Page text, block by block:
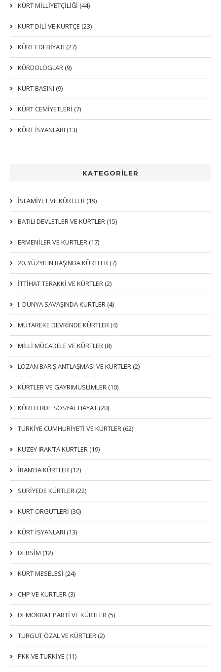
KATEGORİLER
İSLAMIYET VE KÜRTLER (19)
BATILI DEVLETLER VE KÜRTLER (15)
ERMENİLER VE KÜRTLER (17)
20. YÜZYILIN BAŞINDA KÜRTLER (7)
İTTIHAT TERAKKI VE KÜRTLER (2)
I. DÜNYA SAVAŞINDA KÜRTLER (4)
MÜTAREKE DEVRİNDE KÜRTLER (4)
MİLLİ MÜCADELE VE KÜRTLER (8)
LOZAN BARIŞ ANTLAŞMASI VE KÜRTLER (2)
KÜRTLER VE GAYRIMÜSLIMLER (10)
KÜRTLERDE SOSYAL HAYAT (20)
TÜRKİYE CUMHURİYETİ VE KÜRTLER (62)
KUZEY IRAK’TA KÜRTLER (19)
İRAN’DA KÜRTLER (12)
SURİYEDE KÜRTLER (22)
KÜRT ÖRGÜTLERİ (30)
KÜRT İSYANLARI (13)
DERSIM (12)
KÜRT MESELESİ (24)
CHP VE KÜRTLER (3)
DEMOKRAT PARTI VE KÜRTLER (5)
TURGUT ÖZAL VE KÜRTLER (2)
PKK VE TÜRKIYE (11)
KÜRT MİLLİYETÇİLİĞİ (44)
KÜRT DİLİ VE KÜRTÇE (23)
KÜRT EDEBİYATI (27)
KÜRDOLOGLAR (9)
KÜRT BASINI (9)
KÜRT CEMİYETLERİ (7)
KÜRT İSYANLARI (13)